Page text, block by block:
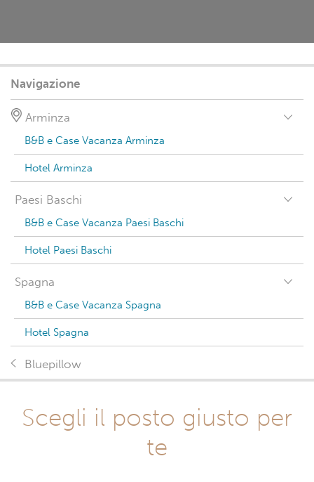
Navigazione
Arminza
B&B e Case Vacanza Arminza
Hotel Arminza
Paesi Baschi
B&B e Case Vacanza Paesi Baschi
Hotel Paesi Baschi
Spagna
B&B e Case Vacanza Spagna
Hotel Spagna
Bluepillow
Scegli il posto giusto per
te